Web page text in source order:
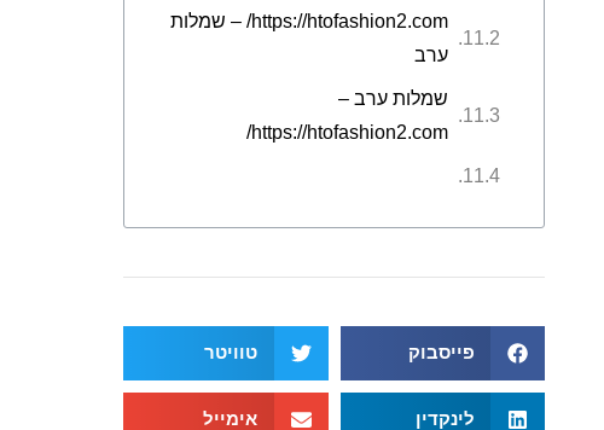
https://htofashion2.com/ – שמלות
ערב
שמלות ערב –
https://htofashion2.com/
פייסבוק טוויטר
לינקדין אימייל